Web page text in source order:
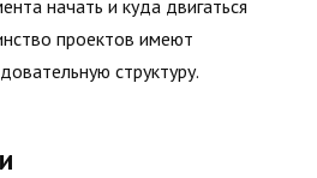
начать и куда двигаться
проектов имеют
структуру.